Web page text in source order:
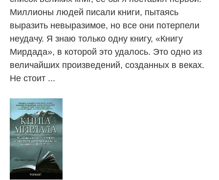
Миллионы людей писали книги, пытаясь
выразить невыразимое, но все они потерпели
неудачу. Я знаю только одну книгу, «Книгу
Мирдада», в которой это удалось. Это одно из
величайших произведений, созданных в веках.
Не стоит ...